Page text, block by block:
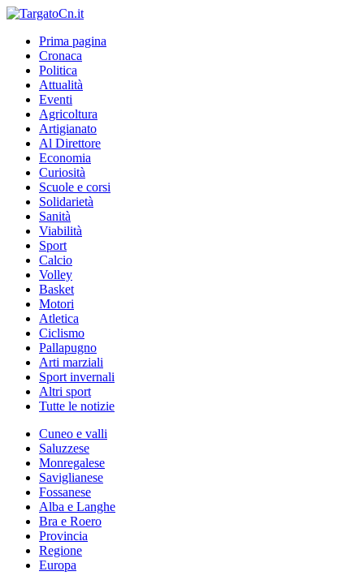
Prima pagina
Cronaca
Politica
Attualità
Eventi
Agricoltura
Artigianato
Al Direttore
Economia
Curiosità
Scuole e corsi
Solidarietà
Sanità
Viabilità
Sport
Calcio
Volley
Basket
Motori
Atletica
Ciclismo
Pallapugno
Arti marziali
Sport invernali
Altri sport
Tutte le notizie
Cuneo e valli
Saluzzese
Monregalese
Saviglianese
Fossanese
Alba e Langhe
Bra e Roero
Provincia
Regione
Europa